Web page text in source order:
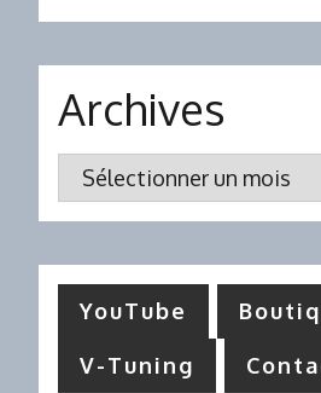
Archives
Archives
YouTube
V-Tuning